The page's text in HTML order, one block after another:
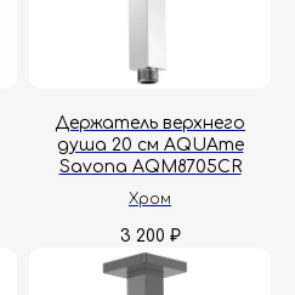
Держатель верхнего
душа 20 см AQUAme
Savona AQM8705CR
Хром
3 200 ₽